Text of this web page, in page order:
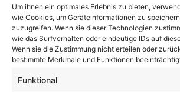
Um ihnen ein optimales Erlebnis zu bieten,
wie Cookies, um Geräteinformationen zu
zuzugreifen. Wenn sie dieser Technologien
wie das Surfverhalten oder eindeutige IDs auf
Wenn sie die Zustimmung nicht erteilen oder
bestimmte Merkmale und Funktionen
Funktional
Die regelmäßige Prüfung hingegen
bestimmten Intervallen gemäß den
dient der Überprüfung der Sicherheit
der Geräte während des laufenden
Beide Prüfungen sind wichtig und